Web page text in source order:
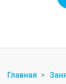
Главная